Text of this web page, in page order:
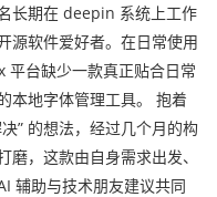
长期在 deepin 系统上工作
源软件爱好者。在日常使用
平台缺少一款真正贴合日常
本地字体管理工具。 抱着
” 的想法，经过几个月的构
磨，这款由自身需求出发、
辅助与技术朋友建议共同